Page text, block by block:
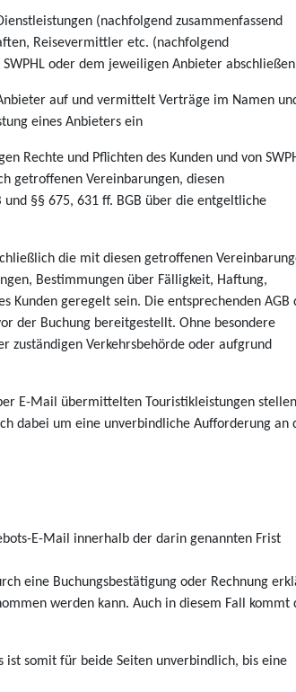
(nachfolgend zusammenfassend
Reisevermittler etc. (nachfolgend
oder dem jeweiligen Anbieter
auf und vermittelt Verträge im Namen
eines Anbieters ein
Rechte und Pflichten des Kunden und von
getroffenen Vereinbarungen, diesen
§§ 675, 631 ff. BGB über die entgeltliche
die mit diesen getroffenen
Bestimmungen über Fälligkeit, Haftung,
Kunden geregelt sein. Die entsprechenden AGB
der Buchung bereitgestellt. Ohne besondere
zuständigen Verkehrsbehörde oder aufgrund
E-Mail übermittelten Touristikleistungen
dabei um eine unverbindliche Aufforderung an
E-Mail innerhalb der darin genannten Frist
eine Buchungsbestätigung oder Rechnung
werden kann. Auch in diesem Fall kommt
ist somit für beide Seiten unverbindlich, bis eine